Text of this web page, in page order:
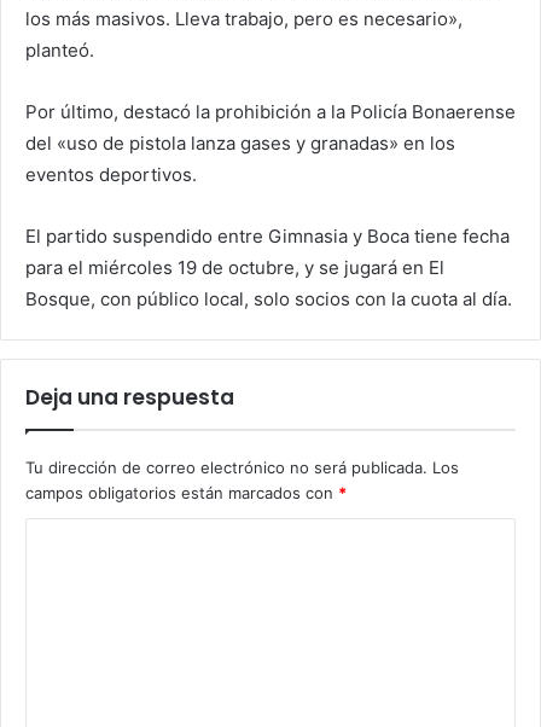
los más masivos. Lleva trabajo, pero es necesario»,
planteó.
Por último, destacó la prohibición a la Policía Bonaerense
del «uso de pistola lanza gases y granadas» en los
eventos deportivos.
El partido suspendido entre Gimnasia y Boca tiene fecha
para el miércoles 19 de octubre, y se jugará en El
Bosque, con público local, solo socios con la cuota al día.
Deja una respuesta
Tu dirección de correo electrónico no será publicada. Los
campos obligatorios están marcados con *